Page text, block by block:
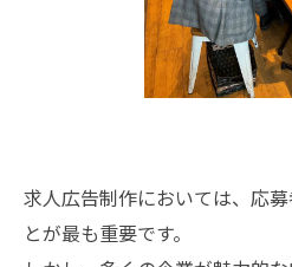
求人広告制作においては、応
とが最も重要です。